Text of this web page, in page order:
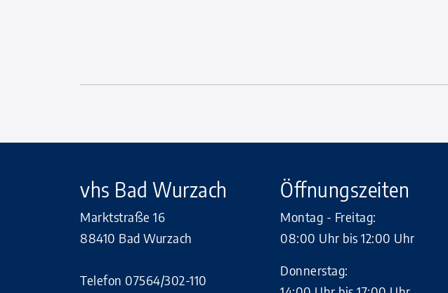
vhs Bad Wurzach
Marktstraße 16
88410 Bad Wurzach
Telefon 07564/302-110
Öffnungszeiten
Montag - Freitag:
08:00 Uhr bis 12:00 Uhr
Donnerstag: